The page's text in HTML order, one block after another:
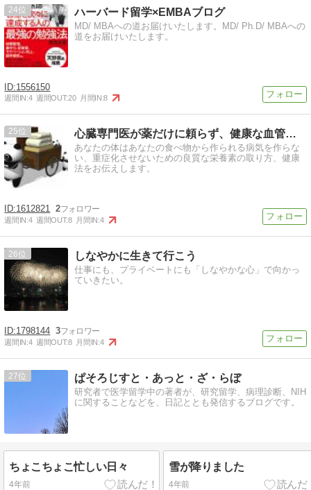
24 ハーバード留学×EMBAブログ
MD/ MBAへの道お届けいたします。MD/ Ph.D/ MBAへの
道をお届けいたします。
1556150
週間IN:4 週間OUT:20 月間IN:8
25 心臓専門医が薬だけに頼らず、健康な血管を目指します
あなたの体はあなたの食べ物から作られる病気を作らな
い、重症化させないための良質な栄養素の取り方、健康
法をお伝えします。
1612821 2
週間IN:4 週間OUT:8 月間IN:4
26 しなやかに生きて行こう
仕事にも、プライベートにも「しなやかな心」で向かっ
ていきたい。
1798144 3
週間IN:4 週間OUT:8 月間IN:4
27 ぱそろじすと・あっと・ざ・らぼ
研究者で医学留学中の著者が、研究留学、病理診断、NIH
に関することなどを、日記ととも発信するブログです。
ちょこちょこ忙しい日々
4年前
雪が降りました
4年前